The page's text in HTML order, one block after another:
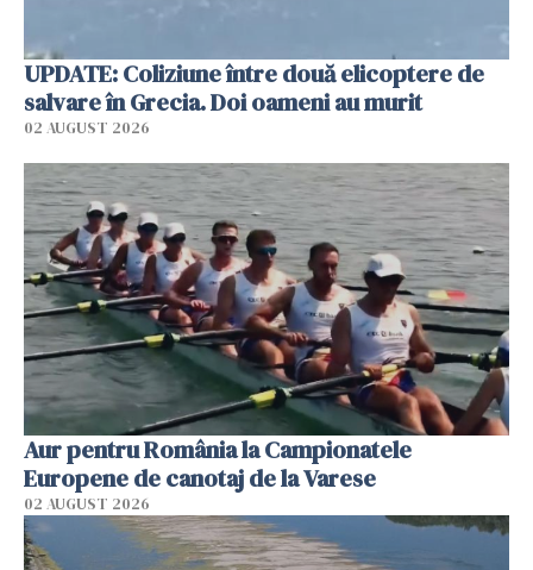
UPDATE: Coliziune între două elicoptere de
salvare în Grecia. Doi oameni au murit
02 AUGUST 2026
Aur pentru România la Campionatele
Europene de canotaj de la Varese
02 AUGUST 2026